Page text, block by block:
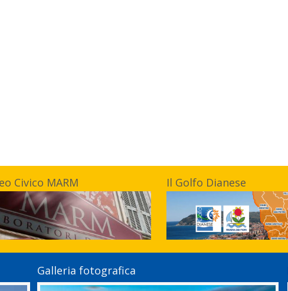
Civico MARM Il Golfo Dianese
Galleria fotografica